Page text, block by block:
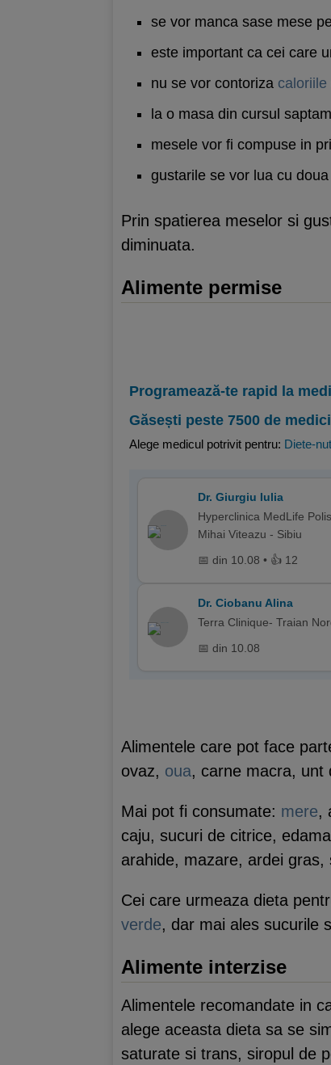
se vor manca sase mese
este important ca cei care
nu se vor contoriza caloriile
la o masa din cursul
mesele vor fi compuse in
gustarile se vor lua cu
Prin spatierea meselor si
diminuata.
Alimente permise
Programează-te rapid la
Găsești peste 7500 de
Alege medicul potrivit pentru: Diete-
Dr. Giurgiu Iulia
Hyperclinica MedLife
Mihai Viteazu - Sibiu
📅 din 10.08 • 👍 12
Dr. Ciobanu Alina
Terra Clinique- Traian
📅 din 10.08
Alimentele care pot face
ovaz, oua, carne macra, unt
Mai pot fi consumate: mere,
caju, sucuri de citrice,
arahide, mazare, ardei
Cei care urmeaza dieta
verde, dar mai ales sucurile
Alimente interzise
Alimentele recomandate in
alege aceasta dieta sa se
saturate si trans, siropul de